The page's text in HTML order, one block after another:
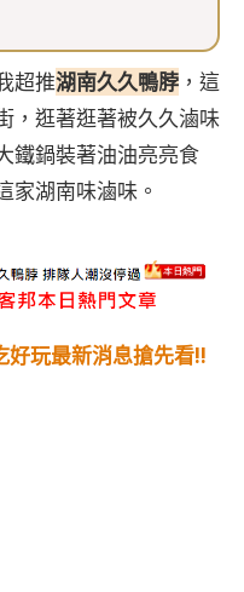
超推湖南久久鴨脖 ，這
，逛著逛著被久久滷味
鐵鍋裝著油油亮亮食
家湖南味滷味。
玩最新消息搶先看!!